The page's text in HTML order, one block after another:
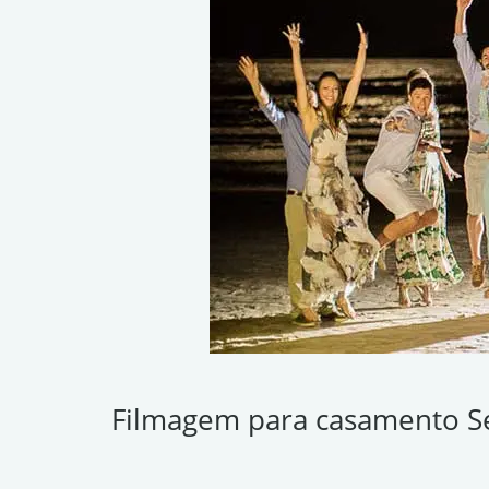
Filmagem para casamento